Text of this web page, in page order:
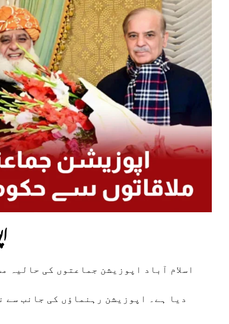
اسلام آباد اپوزیشن جماعتوں کی حالیہ
دیا ہے۔ اپوزیشن رہنماؤں کی جانب سے